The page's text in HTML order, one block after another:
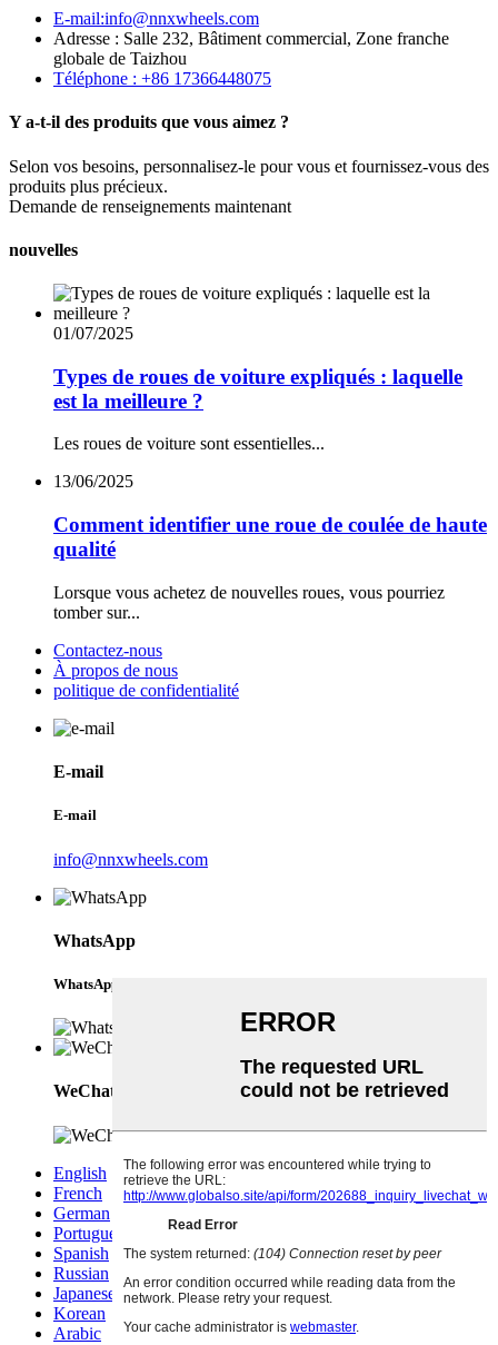
E-mail:info@nnxwheels.com
Adresse : Salle 232, Bâtiment commercial, Zone franche
globale de Taizhou
Téléphone : +86 17366448075
Y a-t-il des produits que vous aimez ?
Selon vos besoins, personnalisez-le pour vous et fournissez-vous des
produits plus précieux.
Demande de renseignements maintenant
nouvelles
01/07/2025
Types de roues de voiture expliqués : laquelle
est la meilleure ?
Les roues de voiture sont essentielles...
13/06/2025
Comment identifier une roue de coulée de haute
qualité
Lorsque vous achetez de nouvelles roues, vous pourriez
tomber sur...
Contactez-nous
À propos de nous
politique de confidentialité
E-mail
E-mail
info@nnxwheels.com
WhatsApp
WhatsApp
WeChat
English
French
German
Portuguese
Spanish
Russian
Japanese
Korean
Arabic